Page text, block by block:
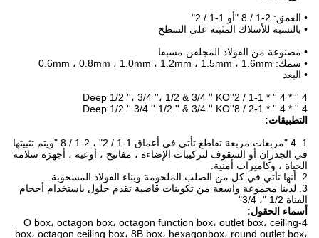
• العمق: 2-1 / 8 "أو 1-1 / 2"
• بالنسبة للأسلاك المثبتة على السطح
• مصنوعة من الفولاذ المجلفن مسبقا
• سمك: 0.6mm ، 0.8mm ، 1.0mm ، 1.2mm ، 1.5mm ، 1.6mm
• البعد
4 '' * 4 '' * 1-1 / 2''Deep 1/2 ''، 3/4 ''، 1/2 & 3/4 '' KO
4 '' * 4 '' * 2-1 / 8''Deep 1/2 '' 3/4 '' 1/2 '' & 3/4 '' KO
التطبيقات:
1. 4 "مربعات مربعة تقاطع تأتي في أعماق 1-1 / 2" ، 2-1 / 8 "ويتم تثبيتها
في الجدران أو السقوف لتركيبات الإضاءة ، مفاتيح ، أوعية ، أجهزة سلامة
الحياة ، وكاميرات أمنية.
2. أنها تأتي في كل من الصلب الملحومة وبناء الفولاذ المسحوبة.
3. لدينا مجموعة واسعة من تكوينات قاضية تقدم حلول باستخدام أحجام
القناة 1/2 "، 3/4"
أسماء الحقول:
4-O box، octagon box، octagon function box، outlet box، ceiling
box، octagon ceiling box، 8B box، hexagonbox، round outlet box،